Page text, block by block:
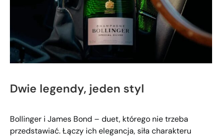
Dwie legendy, jeden styl
Bollinger i James Bond – duet, którego nie trzeba
przedstawiać. Łączy ich elegancja, siła charakteru